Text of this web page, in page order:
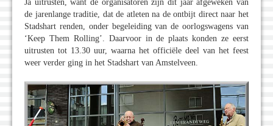
Ja uitrusten, want de organisatoren zijn dit jaar afgeweken van
de jarenlange traditie, dat de atleten na de ontbijt direct naar het
Stadshart renden, onder begeleiding van de oorlogswagens van
‘Keep Them Rolling’. Daarvoor in de plaats konden ze eerst
uitrusten tot 13.30 uur, waarna het officiële deel van het feest
weer verder ging in het Stadshart van Amstelveen.